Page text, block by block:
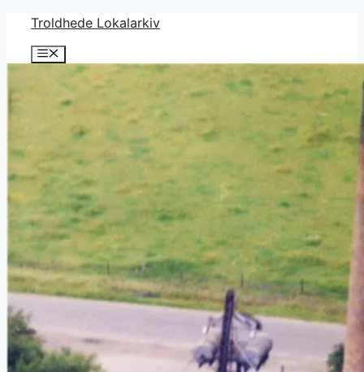
Hop
indhold
Troldhede Lokalarkiv
Menu